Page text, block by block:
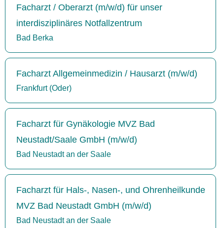
Facharzt / Oberarzt (m/w/d) für unser
interdisziplinäres Notfallzentrum
Bad Berka
Facharzt Allgemeinmedizin / Hausarzt (m/w/d)
Frankfurt (Oder)
Facharzt für Gynäkologie MVZ Bad
Neustadt/Saale GmbH (m/w/d)
Bad Neustadt an der Saale
Facharzt für Hals-, Nasen-, und Ohrenheilkunde
MVZ Bad Neustadt GmbH (m/w/d)
Bad Neustadt an der Saale